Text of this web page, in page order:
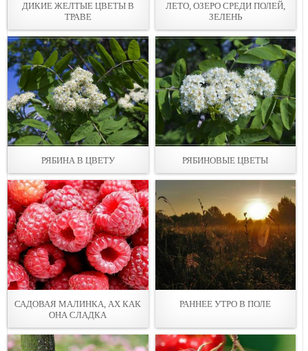
ДИКИЕ ЖЕЛТЫЕ ЦВЕТЫ В
ТРАВЕ
ЛЕТО, ОЗЕРО СРЕДИ ПОЛЕЙ,
ЗЕЛЕНЬ
РЯБИНА В ЦВЕТУ РЯБИНОВЫЕ ЦВЕТЫ
САДОВАЯ МАЛИНКА, АХ КАК
ОНА СЛАДКА
РАННЕЕ УТРО В ПОЛЕ